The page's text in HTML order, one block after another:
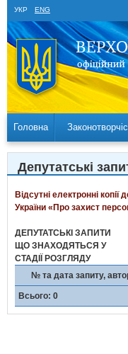
УКР ENG
Головна
Депутатські
Відсутні електронні
України «Про захист
ДЕПУТАТСЬКІ ЗАПИТИ
ЩО ЗНАХОДЯТЬСЯ У
СТАДІЇ РОЗГЛЯДУ
№ та дата запиту,
Всього: 0